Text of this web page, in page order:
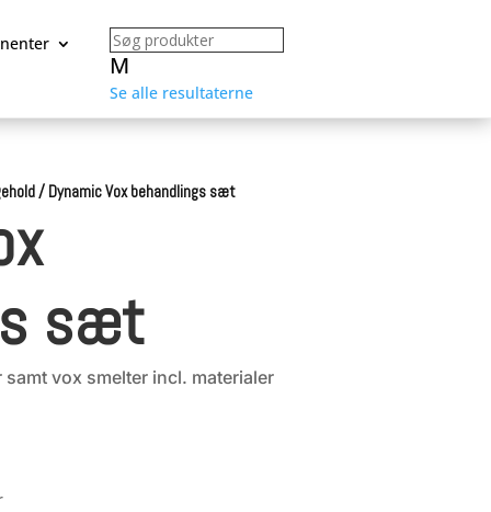
M
Se alle resultaterne
/ Dynamic Vox behandlings sæt
sæt
vox smelter incl. materialer